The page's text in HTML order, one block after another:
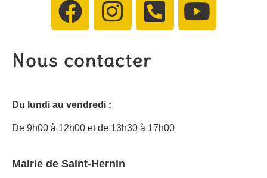
Nous contacter
Du lundi au vendredi :
De 9h00 à 12h00 et de 13h30 à 17h00
Mairie de Saint-Hernin